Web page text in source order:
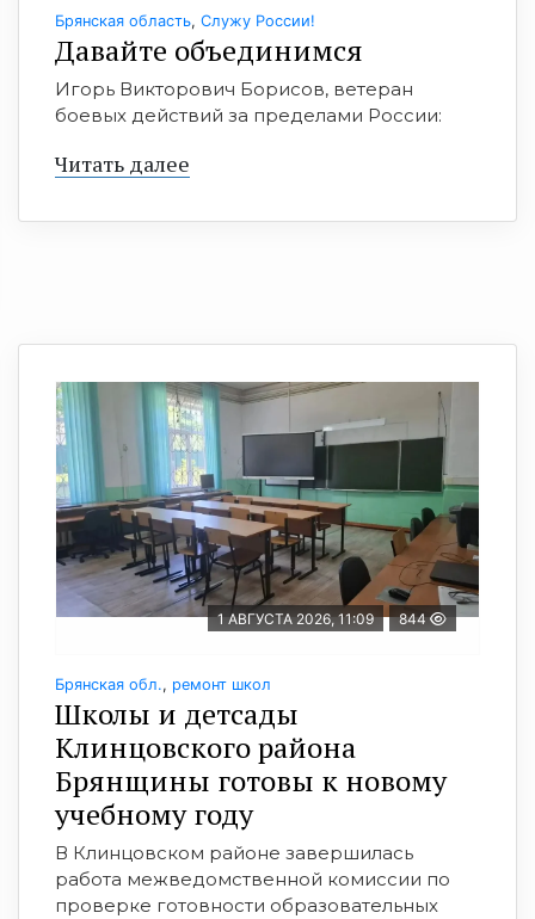
Брянская область, Служу России!
Давайте объединимся
Игорь Викторович Борисов, ветеран
боевых действий за пределами России:
Читать далее
1 АВГУСТА 2026, 11:09 844
Брянская обл., ремонт школ
Школы и детсады
Клинцовского района
Брянщины готовы к новому
учебному году
В Клинцовском районе завершилась
работа межведомственной комиссии по
проверке готовности образовательных